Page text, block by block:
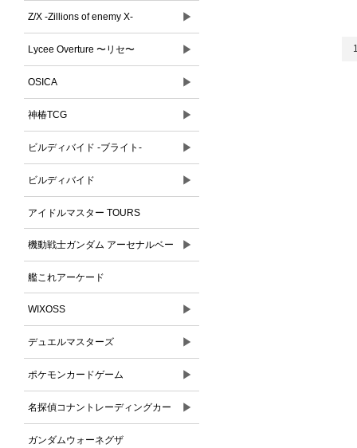
Z/X -Zillions of enemy X- ▶
Lycee Overture 〜リセ〜 ▶
OSICA ▶
神椿TCG ▶
ビルディバイド -ブライト- ▶
ビルディバイド ▶
アイドルマスター TOURS
機動戦士ガンダム アーセナルベー
ス
▶
艦これアーケード
WIXOSS ▶
デュエルマスターズ ▶
ポケモンカードゲーム ▶
名探偵コナントレーディングカー
ドゲーム
▶
ガンダムウォーネグザ